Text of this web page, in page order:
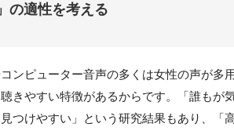
の適性を考える
ンピューター音声の多くは女性の声が
きやすい特徴があるからです。「誰もが
つけやすい」という研究結果もあり、「